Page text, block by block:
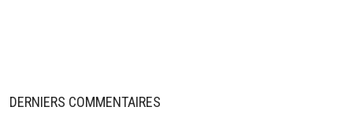
DERNIERS COMMENTAIRES